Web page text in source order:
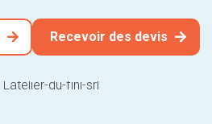
Recevoir des devis
Latelier-du-fini-srl